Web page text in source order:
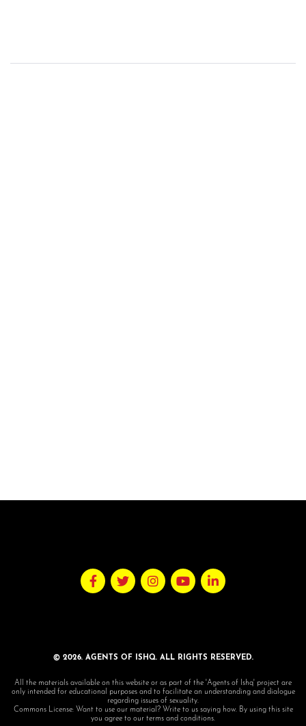
© 2026. AGENTS OF ISHQ. ALL RIGHTS RESERVED.
All the materials available on this website or as part of the 'Agents of Ishq' project are
only intended for educational purposes and to facilitate an understanding and dialogue
regarding issues of sexuality.
Commons License: Want to use our material? Write to us saying how. By using this site
you agree to our terms and conditions.